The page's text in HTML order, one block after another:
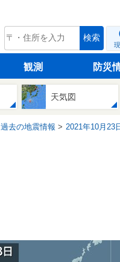
tenki.jp 検索
観測 防災
天気図
過去の地震情報 2021年10月23